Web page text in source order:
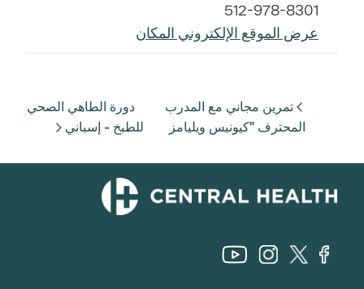
512-978-8301
عرض الموقع الإلكتروني المكان
تمرين مجاني مع المدرب
المحترف "كيونيس ويليامز
دورة الطاهي الصحي
للطبخ - إسباني